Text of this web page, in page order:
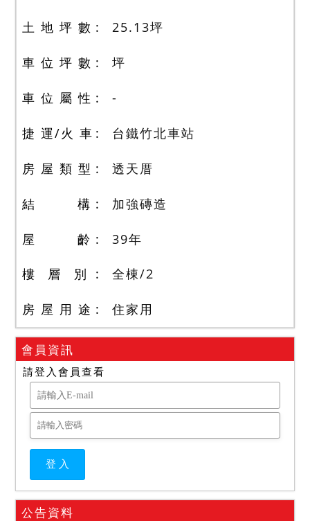
土 地 坪 數 25.13坪
車 位 坪 數 坪
車 位 屬 性 -
捷 運/火 車 台鐵竹北車站
房 屋 類 型 透天厝
結 構 加強磚造
屋 齡 39年
樓 層 別 全棟/2
房 屋 用 途 住家用
會員資訊
請登入會員查看
公告資料